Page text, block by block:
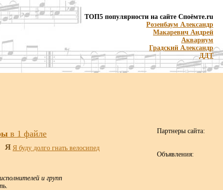
ТОП5 популярности на сайте Споёмте.ru
Розенбаум Александр
Макаревич Андрей
Аквариум
Градский Александр
ДДТ
в 1 файле
Я Я буду долго гнать велосипед
и групп
Партнеры сайта:
Объявления: